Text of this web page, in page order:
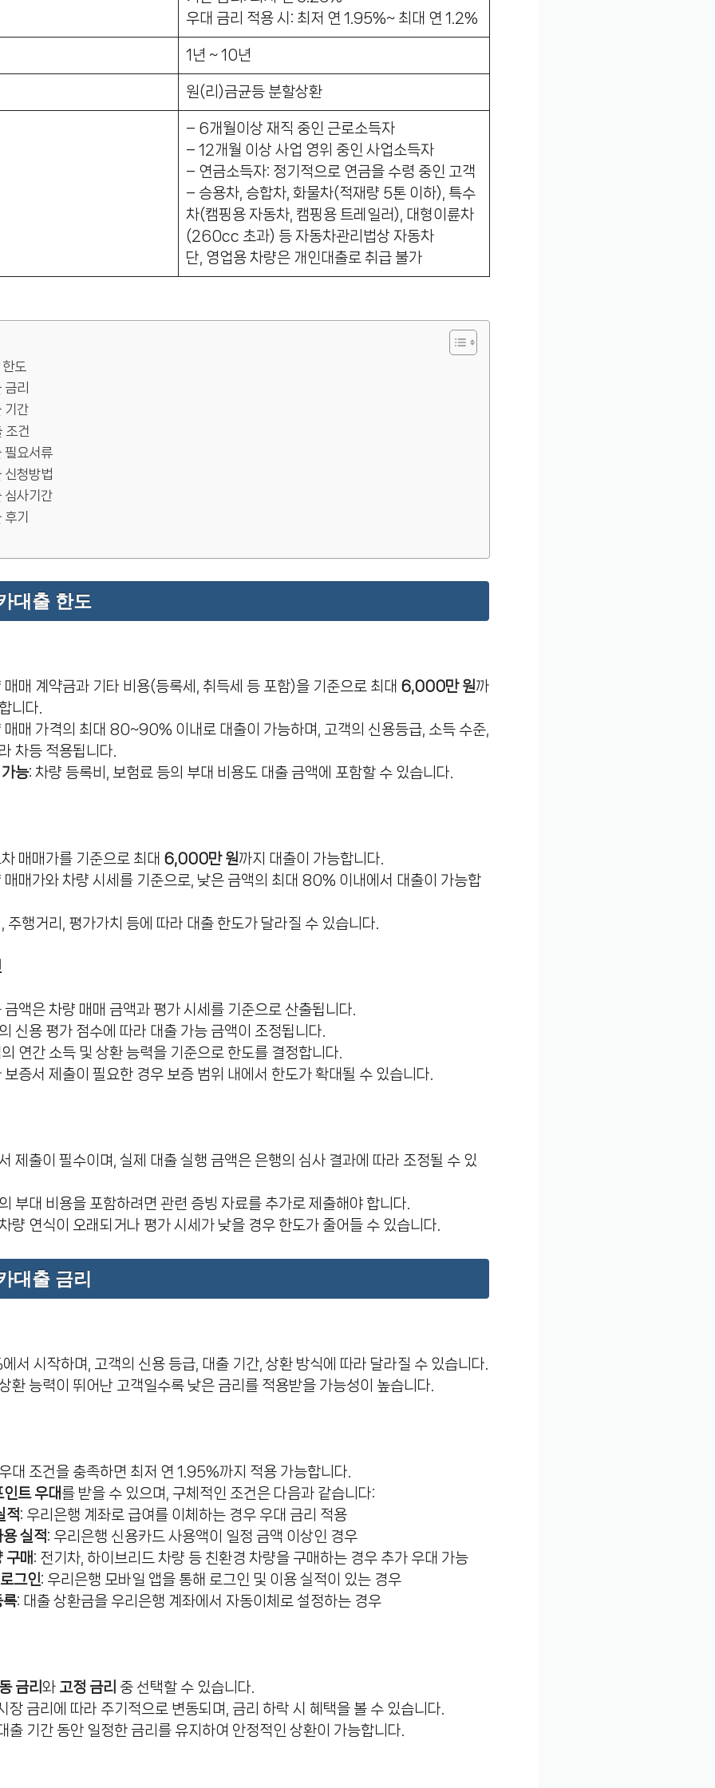
우대 금리 적용 시: 최저 연 1.95%~ 최대 연 1.2%
1년 ~ 10년
원(리)금균등 분할상환
– 6개월이상 재직 중인 근로소득자
– 12개월 이상 사업 영위 중인 사업소득자
– 연금소득자: 정기적으로 연금을 수령 중인 고객
– 승용차, 승합차, 화물차(적재량 5톤 이하), 특수
차(캠핑용 자동차, 캠핑용 트레일러), 대형이륜차
(260cc 초과) 등 자동차관리법상 자동차
단, 영업용 차량은 개인대출로 취급 불가
도
리
기간
조건
필요서류
신청방법
심사기간
기
대출 한도
매매 계약금과 기타 비용(등록세, 취득세 등 포함)을 기준으로 최대 6,000만 원까
니다.
매매 가격의 최대 80~90% 이내로 대출이 가능하며, 고객의 신용등급, 소득 수준,
차등 적용됩니다.
능: 차량 등록비, 보험료 등의 부대 비용도 대출 금액에 포함할 수 있습니다.
매매가를 기준으로 최대 6,000만 원까지 대출이 가능합니다.
매매가와 차량 시세를 기준으로, 낮은 금액의 최대 80% 이내에서 대출이 가능합
주행거리, 평가가치 등에 따라 대출 한도가 달라질 수 있습니다.
금액은 차량 매매 금액과 평가 시세를 기준으로 산출됩니다.
신용 평가 점수에 따라 대출 가능 금액이 조정됩니다.
연간 소득 및 상환 능력을 기준으로 한도를 결정합니다.
보증서 제출이 필요한 경우 보증 범위 내에서 한도가 확대될 수 있습니다.
제출이 필수이며, 실제 대출 실행 금액은 은행의 심사 결과에 따라 조정될 수 있
부대 비용을 포함하려면 관련 증빙 자료를 추가로 제출해야 합니다.
량 연식이 오래되거나 평가 시세가 낮을 경우 한도가 줄어들 수 있습니다.
대출 금리
서 시작하며, 고객의 신용 등급, 대출 기간, 상환 방식에 따라 달라질 수 있습니다.
환 능력이 뛰어난 고객일수록 낮은 금리를 적용받을 가능성이 높습니다.
대 조건을 충족하면 최저 연 1.95%까지 적용 가능합니다.
트 우대 를 받을 수 있으며, 구체적인 조건은 다음과 같습니다:
적: 우리은행 계좌로 급여를 이체하는 경우 우대 금리 적용
실적: 우리은행 신용카드 사용액이 일정 금액 이상인 경우
구매 : 전기차, 하이브리드 차량 등 친환경 차량을 구매하는 경우 추가 우대 가능
그인: 우리은행 모바일 앱을 통해 로그인 및 이용 실적이 있는 경우
록: 대출 상환금을 우리은행 계좌에서 자동이체로 설정하는 경우
금리 와 고정 금리 중 선택할 수 있습니다.
장 금리에 따라 주기적으로 변동되며, 금리 하락 시 혜택을 볼 수 있습니다.
출 기간 동안 일정한 금리를 유지하여 안정적인 상환이 가능합니다.